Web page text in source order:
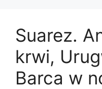
Suarez.
krwi,
Barca w